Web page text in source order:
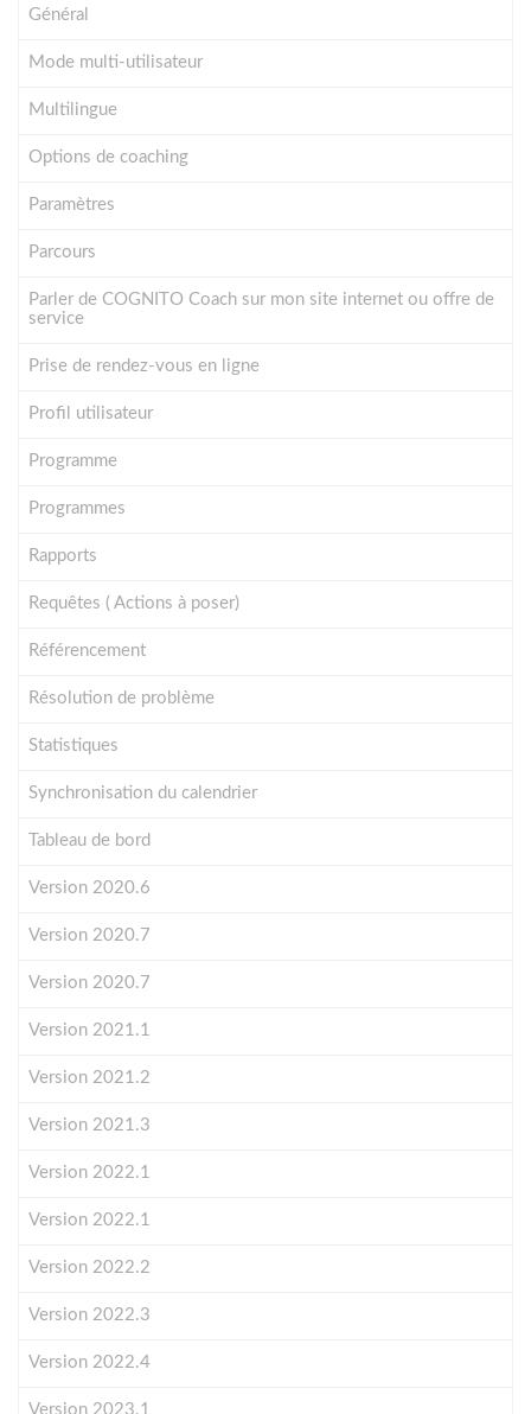
Général
Mode multi-utilisateur
Multilingue
Options de coaching
Paramètres
Parcours
Parler de COGNITO Coach sur mon site internet ou offre de
service
Prise de rendez-vous en ligne
Profil utilisateur
Programme
Programmes
Rapports
Requêtes ( Actions à poser)
Référencement
Résolution de problème
Statistiques
Synchronisation du calendrier
Tableau de bord
Version 2020.6
Version 2020.7
Version 2020.7
Version 2021.1
Version 2021.2
Version 2021.3
Version 2022.1
Version 2022.1
Version 2022.2
Version 2022.3
Version 2022.4
Version 2023.1